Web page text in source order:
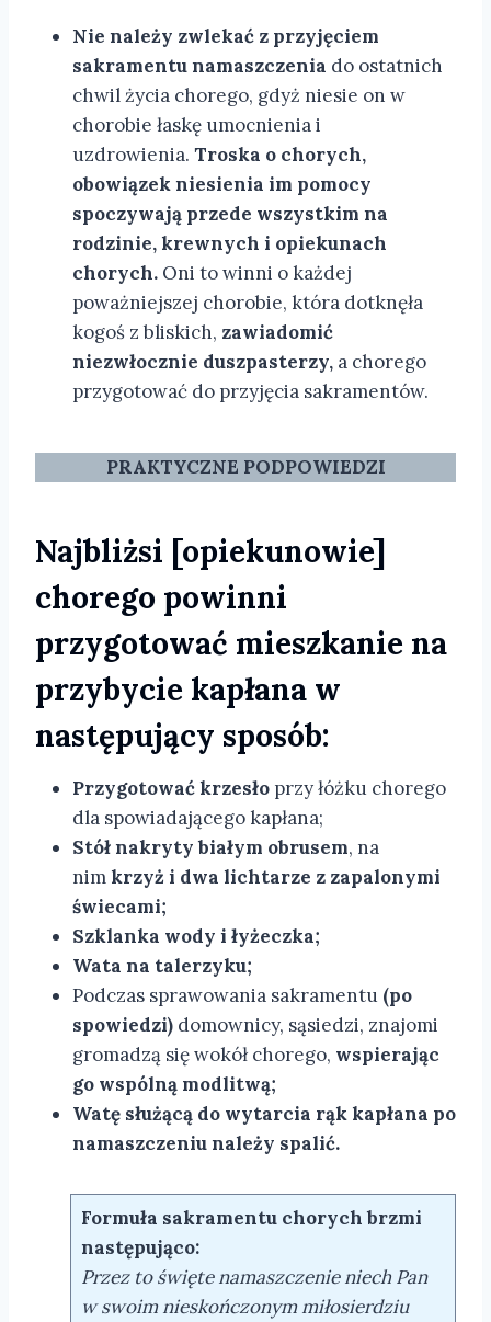
Nie należy zwlekać z przyjęciem
sakramentu namaszczenia do ostatnich
chwil życia chorego, gdyż niesie on w
chorobie łaskę umocnienia i
uzdrowienia. Troska o chorych,
obowiązek niesienia im pomocy
spoczywają przede wszystkim na
rodzinie, krewnych i opiekunach
chorych. Oni to winni o każdej
poważniejszej chorobie, która dotknęła
kogoś z bliskich, zawiadomić
niezwłocznie duszpasterzy, a chorego
przygotować do przyjęcia sakramentów.
PRAKTYCZNE PODPOWIEDZI
Najbliżsi [opiekunowie]
chorego powinni
przygotować mieszkanie na
przybycie kapłana w
następujący sposób:
Przygotować krzesło przy łóżku chorego
dla spowiadającego kapłana;
Stół nakryty białym obrusem, na
nim krzyż i dwa lichtarze z zapalonymi
świecami;
Szklanka wody i łyżeczka;
Wata na talerzyku;
Podczas sprawowania sakramentu (po
spowiedzi) domownicy, sąsiedzi, znajomi
gromadzą się wokół chorego, wspierając
go wspólną modlitwą;
Watę służącą do wytarcia rąk kapłana po
namaszczeniu należy spalić.
Formuła sakramentu chorych brzmi
następująco:
Przez to święte namaszczenie niech Pan
w swoim nieskończonym miłosierdziu